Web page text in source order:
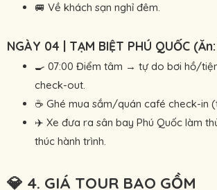
🚐 Về khách sạn nghỉ đêm.
NGÀY 04 | TẠM BIỆT PHÚ QUỐC
🍳 07:00 Điểm tâm → tự do bơi hồ/
check-out.
☕ Ghé mua sắm/quán café check-in
✈️ Xe đưa ra sân bay Phú Quốc làm
thúc hành trình.
💎 4. GIÁ TOUR BAO GỒM